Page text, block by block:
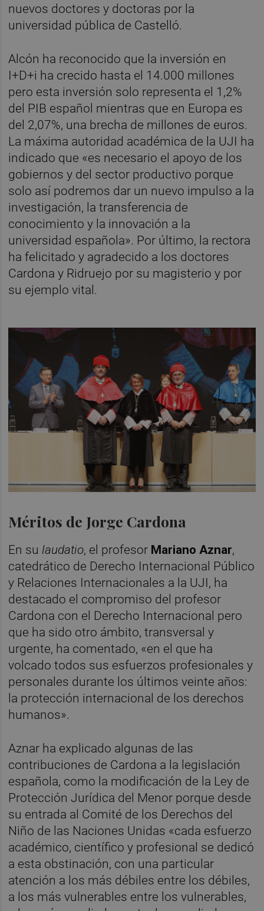
nuevos doctores y doctoras por la
universidad pública de Castelló.
Alcón ha reconocido que la inversión en
I+D+i ha crecido hasta el 14.000 millones
pero esta inversión solo representa el 1,2%
del PIB español mientras que en Europa es
del 2,07%, una brecha de millones de euros.
La máxima autoridad académica de la UJI ha
indicado que «es necesario el apoyo de los
gobiernos y del sector productivo porque
solo así podremos dar un nuevo impulso a la
investigación, la transferencia de
conocimiento y la innovación a la
universidad española». Por último, la rectora
ha felicitado y agradecido a los doctores
Cardona y Ridruejo por su magisterio y por
su ejemplo vital.
Méritos de Jorge Cardona
En sulaudatio, el profesor Mariano Aznar,
catedrático de Derecho Internacional Público
y Relaciones Internacionales a la UJI, ha
destacado el compromiso del profesor
Cardona con el Derecho Internacional pero
que ha sido otro ámbito, transversal y
urgente, ha comentado, «en el que ha
volcado todos sus esfuerzos profesionales y
personales durante los últimos veinte años:
la protección internacional de los derechos
humanos».
Aznar ha explicado algunas de las
contribuciones de Cardona a la legislación
española, como la modificación de la Ley de
Protección Jurídica del Menor porque desde
su entrada al Comité de los Derechos del
Niño de las Naciones Unidas «cada esfuerzo
académico, científico y profesional se dedicó
a esta obstinación, con una particular
atención a los más débiles entre los débiles,
a los más vulnerables entre los vulnerables,